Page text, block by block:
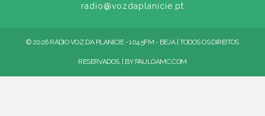
radio@vozdaplanicie.pt
© 2026 RÁDIO VOZ DA PLANÍCIE - 104.5FM - BEJA | TODOS OS DIREITOS
RESERVADOS. | BY PAULOAMC.COM